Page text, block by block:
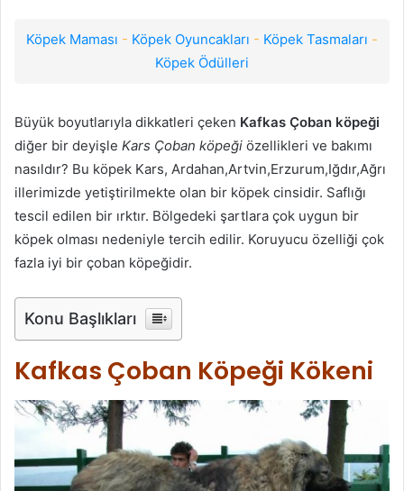
Köpek Maması - Köpek Oyuncakları - Köpek Tasmaları -
Köpek Ödülleri
Büyük boyutlarıyla dikkatleri çeken Kafkas Çoban köpeği
diğer bir deyişle Kars Çoban köpeği özellikleri ve bakımı
nasıldır? Bu köpek Kars, Ardahan,Artvin,Erzurum,Iğdır,Ağrı
illerimizde yetiştirilmekte olan bir köpek cinsidir. Saflığı
tescil edilen bir ırktır. Bölgedeki şartlara çok uygun bir
köpek olması nedeniyle tercih edilir. Koruyucu özelliği çok
fazla iyi bir çoban köpeğidir.
Konu Başlıkları
Kafkas Çoban Köpeği Kökeni